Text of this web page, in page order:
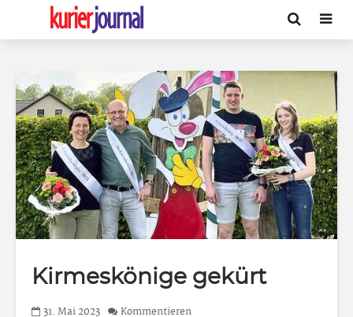
Kirmeskönige gekürt
31. Mai 2023 Kommentieren